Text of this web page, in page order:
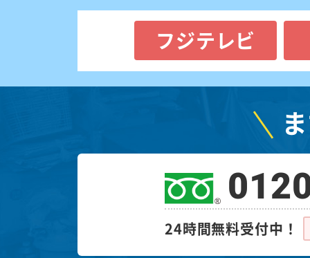
フジテレビ
24時間無料受付中！